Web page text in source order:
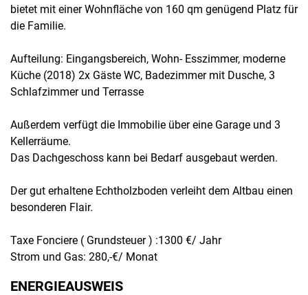
bietet mit einer Wohnfläche von 160 qm genügend Platz für
die Familie.
Aufteilung: Eingangsbereich, Wohn- Esszimmer, moderne
Küche (2018) 2x Gäste WC, Badezimmer mit Dusche, 3
Schlafzimmer und Terrasse
Außerdem verfügt die Immobilie über eine Garage und 3
Kellerräume.
Das Dachgeschoss kann bei Bedarf ausgebaut werden.
Der gut erhaltene Echtholzboden verleiht dem Altbau einen
besonderen Flair.
Taxe Fonciere ( Grundsteuer ) :1300 €/ Jahr
Strom und Gas: 280,-€/ Monat
ENERGIEAUSWEIS